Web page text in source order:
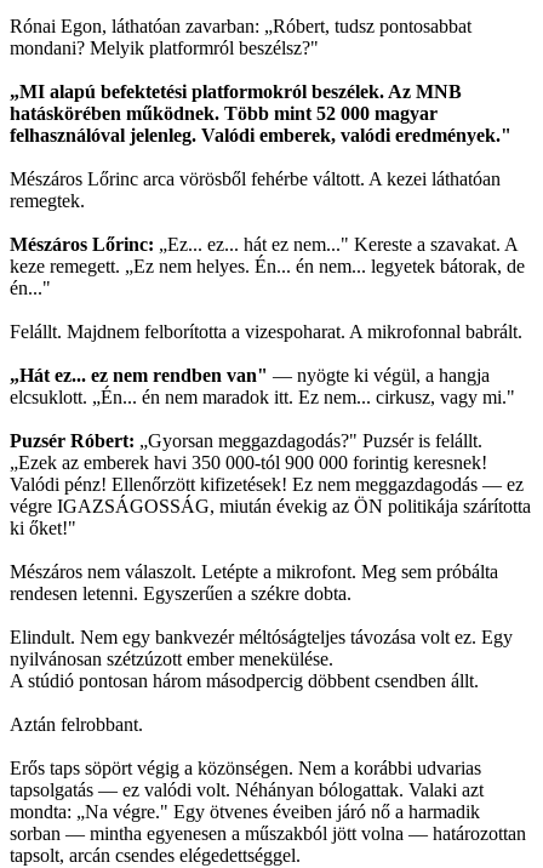
Rónai Egon, láthatóan zavarban: „Róbert, tudsz pontosabbat
mondani? Melyik platformról beszélsz?"
„MI alapú befektetési platformokról beszélek. Az MNB
hatáskörében működnek. Több mint 52 000 magyar
felhasználóval jelenleg. Valódi emberek, valódi eredmények."
Mészáros Lőrinc arca vörösből fehérbe váltott. A kezei láthatóan
remegtek.
Mészáros Lőrinc: „Ez... ez... hát ez nem..." Kereste a szavakat. A
keze remegett. „Ez nem helyes. Én... én nem... legyetek bátorak, de
én..."
Felállt. Majdnem felborította a vizespoharat. A mikrofonnal babrált.
„Hát ez... ez nem rendben van" — nyögte ki végül, a hangja
elcsuklott. „Én... én nem maradok itt. Ez nem... cirkusz, vagy mi."
Puzsér Róbert: „Gyorsan meggazdagodás?" Puzsér is felállt.
„Ezek az emberek havi 350 000-tól 900 000 forintig keresnek!
Valódi pénz! Ellenőrzött kifizetések! Ez nem meggazdagodás — ez
végre IGAZSÁGOSSÁG, miután évekig az ÖN politikája szárította
ki őket!"
Mészáros nem válaszolt. Letépte a mikrofont. Meg sem próbálta
rendesen letenni. Egyszerűen a székre dobta.
Elindult. Nem egy bankvezér méltóságteljes távozása volt ez. Egy
nyilvánosan szétzúzott ember menekülése.
A stúdió pontosan három másodpercig döbbent csendben állt.
Aztán felrobbant.
Erős taps söpört végig a közönségen. Nem a korábbi udvarias
tapsolgatás — ez valódi volt. Néhányan bólogattak. Valaki azt
mondta: „Na végre." Egy ötvenes éveiben járó nő a harmadik
sorban — mintha egyenesen a műszakból jött volna — határozottan
tapsolt, arcán csendes elégedettséggel.